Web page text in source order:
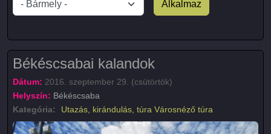
Békéscsabai kalandok
Dátum: 2016. szeptember 29. (csütörtök)
Helyszín: Békéscsaba
Kategória:
Utazás, kirándulás, túra Városnéző túra